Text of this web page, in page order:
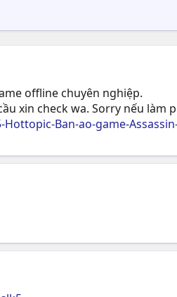
offline chuyên nghiệp.
xin check wa. Sorry nếu làm
Ban-ao-game-